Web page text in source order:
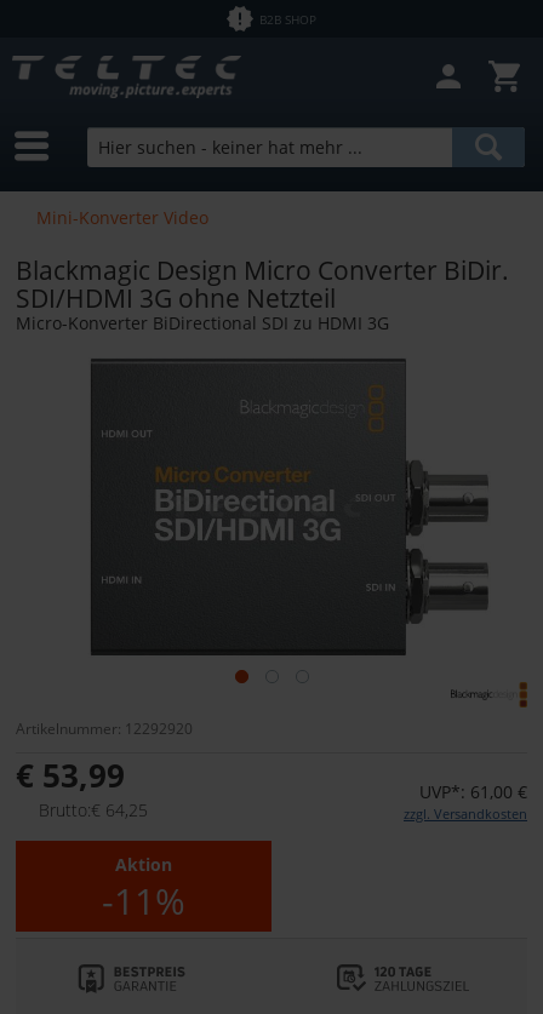
B2B SHOP
Mini-Konverter Video
Blackmagic Design Micro Converter BiDir.
SDI/HDMI 3G ohne Netzteil
Micro-Konverter BiDirectional SDI zu HDMI 3G
Artikelnummer: 12292920
€ 53,99
Brutto:€ 64,25
UVP*: 61,00 €
zzgl. Versandkosten
Aktion
-11%
Sofort lieferbar
Hersteller
von0,00 € bis11210,00 €